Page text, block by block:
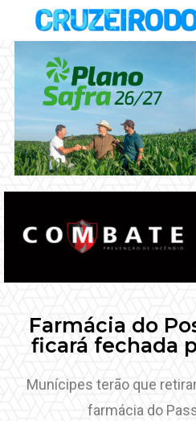
Farmácia do
ficará fechada
Munícipes terão que
farmácia do